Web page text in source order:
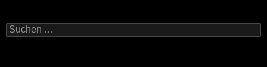
Suchen
nach: